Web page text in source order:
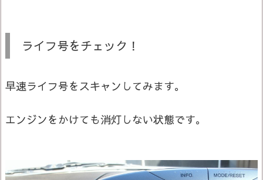
ライフ号をチェック！
早速ライフ号をスキャンしてみます。
エンジンをかけても消灯しない状態です。